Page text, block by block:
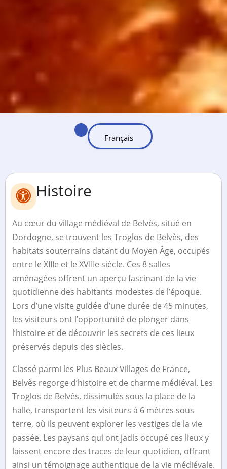
Histoire
Au cœur du village médiéval de Belvès, situé en
Dordogne, se trouvent les Troglos de Belvès, des
habitats souterrains datant du Moyen Âge, occupés
entre le XIIIe et le XVIIIe siècle. Ces 8 salles
aménagées offrent un aperçu fascinant de la vie
quotidienne des habitants modestes de l’époque.
Lors d’une visite guidée d’une durée de 45 minutes,
les visiteurs ont l’opportunité de plonger dans
l’histoire et de découvrir les secrets de ces lieux
préservés depuis des siècles.
Classé parmi les Plus Beaux Villages de France,
Belvès regorge d’histoire et de charme médiéval. Les
Troglos de Belvès, dissimulés sous la place de la
halle, transportent les visiteurs à 6 mètres sous
terre, où ils peuvent explorer les vestiges de la vie
passée. Les paysans qui ont jadis occupé ces lieux y
laissent encore des traces de leur quotidien, offrant
ainsi un témoignage authentique de la vie médiévale.